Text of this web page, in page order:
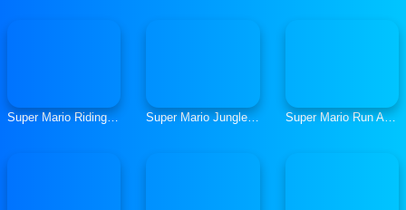
Super Mario Riding Defense Super Mario Jungle Adventure Super Mario Run And Shoot